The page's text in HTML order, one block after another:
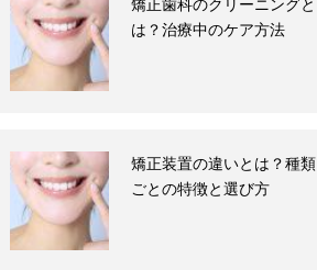
矯正歯科のクリーニングと
は？治療中のケア方法
矯正装置の違いとは？種類
ごとの特徴と選び方